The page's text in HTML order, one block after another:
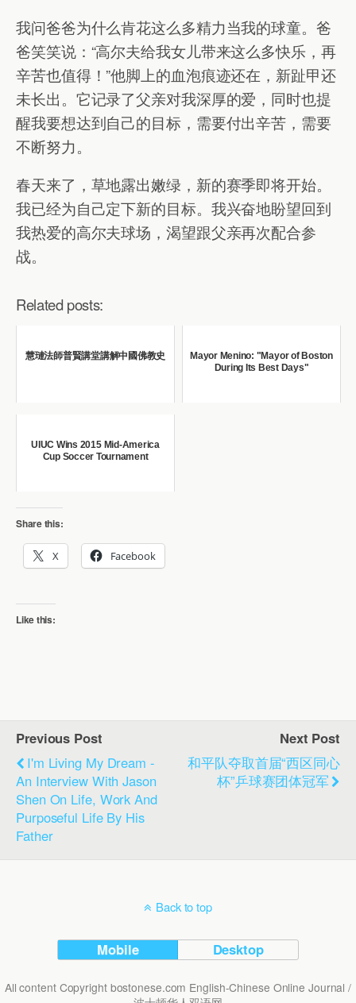
我问爸爸为什么肯花这么多精力当我的球童。爸
爸笑笑说：“高尔夫给我女儿带来这么多快乐，再
辛苦也值得！”他脚上的血泡痕迹还在，新趾甲还
未长出。它记录了父亲对我深厚的爱，同时也提
醒我要想达到自己的目标，需要付出辛苦，需要
不断努力。
春天来了，草地露出嫩绿，新的赛季即将开始。
我已经为自己定下新的目标。我兴奋地盼望回到
我热爱的高尔夫球场，渴望跟父亲再次配合参
战。
Related posts:
慧璉法師普賢講堂講解中國佛教史
Mayor Menino: "Mayor of Boston
During Its Best Days"
UIUC Wins 2015 Mid-America
Cup Soccer Tournament
Share this:
X Facebook
Like this:
Previous Post
I'm Living My Dream -
An Interview With Jason
Shen On Life, Work And
Purposeful Life By His
Father
Next Post
和平队夺取首届“西区同心
杯”乒球赛团体冠军
Back to top
Mobile Desktop
All content Copyright bostonese.com English-Chinese Online Journal /